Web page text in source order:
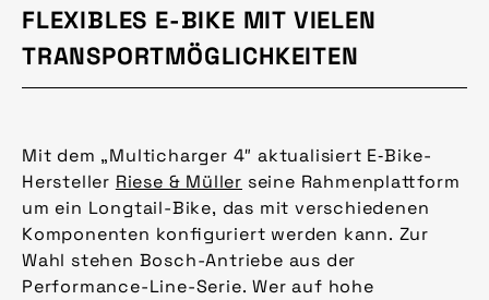
FLEXIBLES E-BIKE MIT VIELEN
TRANSPORTMÖGLICHKEITEN
Mit dem „Multicharger 4″ aktualisiert E‑Bike-
Hersteller Riese & Müller seine Rahmenplattform
um ein Longtail-Bike, das mit verschiedenen
Komponenten konfiguriert werden kann. Zur
Wahl stehen Bosch-Antriebe aus der
Performance-Line-Serie. Wer auf hohe